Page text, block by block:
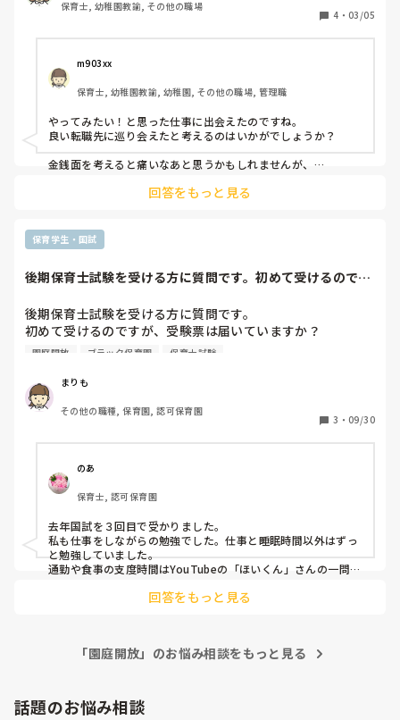
転職先
子育て支援センターなのでほぼ残業なし、持ち帰りもおそら
くなし、担任業務なし、人間関係は入らないとわからない、
転職直後は年収306万
どちらも基本給とボーナスの額は変わりません。
ただ、ついてくる手当が子育て支援センターのが少なく前職
よりも月給が3.9万ダウン。一人暮らしも必須の地域なの
仕事量的には恐らく減ると思いますが悩みますね。
ますが県内でのお仕事ですし、事業所内異動で手当がついて
くる保育園に移ることも将来的に可能です。なので、挑戦し
ありなのかなとも思います。難しい。
保育士, 幼稚園教諭, その他の職場
4 ・ 03/05
m903xx
保育士, 幼稚園教諭, 幼稚園, その他の職場, 管理職
やってみたい！と思った仕事に出会えたのですね。
良い転職先に巡り会えたと考えるのはいかがでしょうか？
金銭面を考えると痛いなあと思うかもしれませんが、
心の余裕と時間は、今以上に増えるのではないでしょうか？🩷
回答をもっと見る
保育学生・国試
後期保育士試験を受ける方に質問です。初めて受けるのです
後期保育士試験を受ける方に質問です。
初めて受けるのですが、受験票は届いていますか？
過去問4年分と予想模試2年分やっています。
苦手項目をテキストや保育指針で復習しますが、
新たな問題がくると壁にぶち当たり潰そうと必死にやれば
下手したら合格0なんじゃないかと？不安です。
働きながらの勉強なめてました。社会福祉に児童福祉が全滅
です。 時間もないし、1つでも多く合格科目増やす事に集中
するって思ってるけど。一発合格したいのが本音です。みな
さんの勉強術をアドバイス頂けると幸いです。
よろしくお願いいたします。
追伸、以前はブラック保育園での心身ともに限界なときに支
今は新しい保育園で扶養内パートの子育て支援員として働か
保育が楽しくて仕方ない日々を過ごしています！やめてよか
す！
園庭開放 ブラック保育園 保育士試験
まりも
その他の職種, 保育園, 認可保育園
3 ・ 09/30
のあ
保育士, 認可保育園
去年国試を３回目で受かりました。
私も仕事をしながらの勉強でした。仕事と睡眠時間以外はずっ
と勉強していました。
通勤や食事の支度時間はYouTubeの「ほいくん」さんの一問一
祉関係は落とす為の問題も用意されていて超難が多いです。保
指導があります。
頑張ってください。
回答をもっと見る
「園庭開放」のお悩み相談をもっと見る
話題のお悩み相談